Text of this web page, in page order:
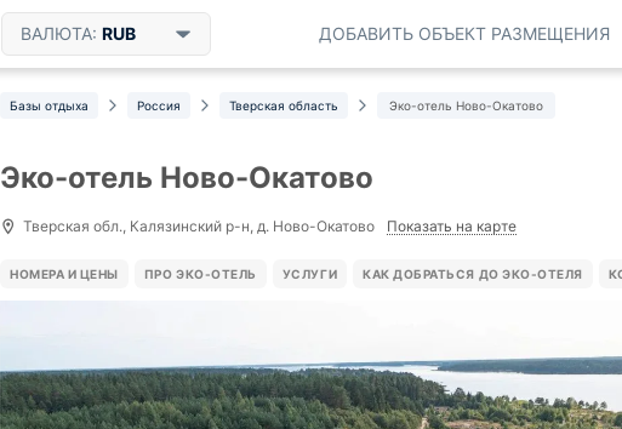
ВАЛЮТА: RUB ДОБАВИТЬ ОБЪЕКТ РАЗМЕЩЕНИЯ
Базы отдыха Россия Тверская область Эко-отель Ново-Окатово
Эко-отель Ново-Окатово
Тверская обл., Калязинский р-н, д. Ново-Окатово Показать на карте
НОМЕРА И ЦЕНЫ ПРО ЭКО-ОТЕЛЬ УСЛУГИ КАК ДОБРАТЬСЯ ДО ЭКО-ОТЕЛЯ